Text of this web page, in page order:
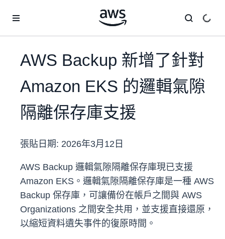
AWS Backup 新增了針對
Amazon EKS 的邏輯氣隙
隔離保存庫支援
張貼日期: 2026年3月12日
AWS Backup 邏輯氣隙隔離保存庫現已支援
Amazon EKS。邏輯氣隙隔離保存庫是一種 AWS
Backup 保存庫，可讓備份在帳戶之間與 AWS
Organizations 之間安全共用，並支援直接還原，
以縮短資料遺失事件的復原時間。